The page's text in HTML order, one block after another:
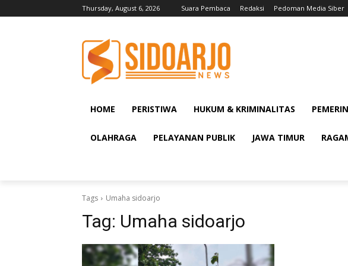
Thursday, August 6, 2026 Suara Pembaca Redaksi Pedoman Media Siber
HOME PERISTIWA HUKUM & KRIMINALITAS
OLAHRAGA PELAYANAN PUBLIK JAWA TIMUR
Tags Umaha sidoarjo
Tag: Umaha sidoarjo